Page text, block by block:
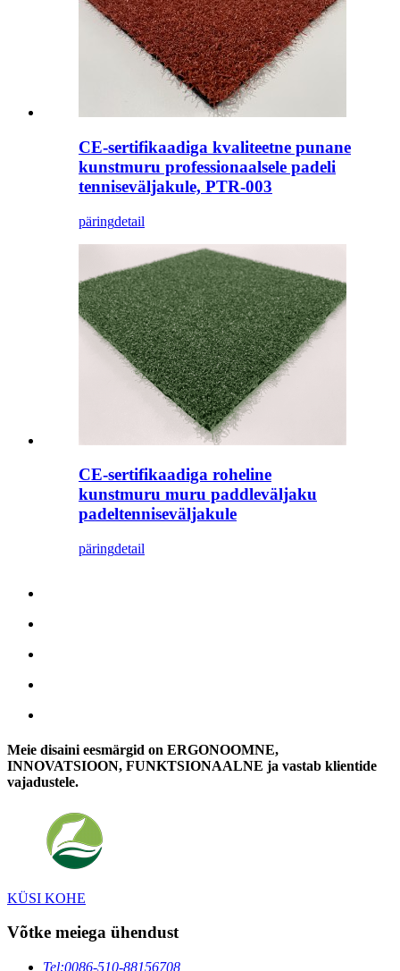
CE-sertifikaadiga kvaliteetne punane
kunstmuru professionaalsele padeli
tenniseväljakule, PTR-003
päringdetail
CE-sertifikaadiga roheline
kunstmuru muru paddleväljaku
padeltenniseväljakule
päringdetail
Meie disaini eesmärgid on ERGONOOMNE,
INNOVATSIOON, FUNKTSIONAALNE ja vastab klientide
vajadustele.
KÜSI KOHE
Võtke meiega ühendust
Tel:0086-510-88156708